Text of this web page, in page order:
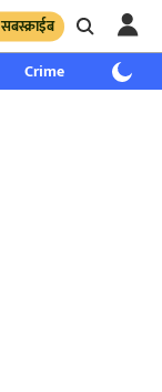
सबस्क्राईब
Crime साप्ताहिक